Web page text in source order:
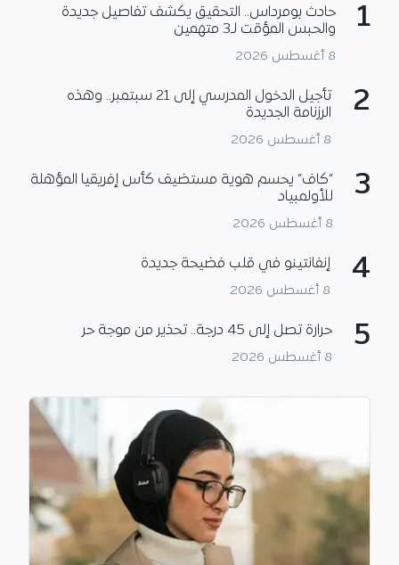
1
حادث بومرداس.. التحقيق يكشف تفاصيل جديدة
والحبس المؤقت لـ3 متهمين
8 أغسطس 2026
2
تأجيل الدخول المدرسي إلى 21 سبتمبر.. وهذه
الرزنامة الجديدة
8 أغسطس 2026
3
“كاف” يحسم هوية مستضيف كأس إفريقيا المؤهلة
للأولمبياد
8 أغسطس 2026
4 إنفانتينو في قلب فضيحة جديدة
8 أغسطس 2026
5 حرارة تصل إلى 45 درجة.. تحذير من موجة حر
8 أغسطس 2026